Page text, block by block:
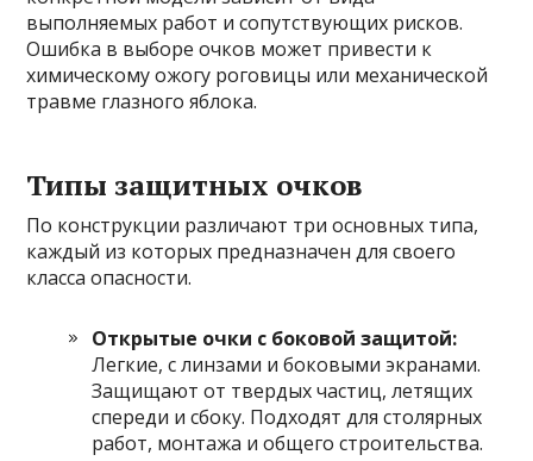
выполняемых работ и сопутствующих рисков.
Ошибка в выборе очков может привести к
химическому ожогу роговицы или механической
травме глазного яблока.
Типы защитных очков
По конструкции различают три основных типа,
каждый из которых предназначен для своего
класса опасности.
Открытые очки с боковой защитой:
Легкие, с линзами и боковыми экранами.
Защищают от твердых частиц, летящих
спереди и сбоку. Подходят для столярных
работ, монтажа и общего строительства.